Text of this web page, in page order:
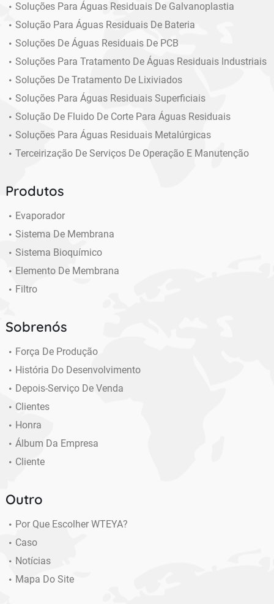
Soluções Para Águas Residuais De Galvanoplastia
Solução Para Águas Residuais De Bateria
Soluções De Águas Residuais De PCB
Soluções Para Tratamento De Águas Residuais Industriais
Soluções De Tratamento De Lixiviados
Soluções Para Águas Residuais Superficiais
Solução De Fluido De Corte Para Águas Residuais
Soluções Para Águas Residuais Metalúrgicas
Terceirização De Serviços De Operação E Manutenção
Produtos
Evaporador
Sistema De Membrana
Sistema Bioquímico
Elemento De Membrana
Filtro
Sobrenós
Força De Produção
História Do Desenvolvimento
Depois-Serviço De Venda
Clientes
Honra
Álbum Da Empresa
Cliente
Outro
Por Que Escolher WTEYA?
Caso
Notícias
Mapa Do Site